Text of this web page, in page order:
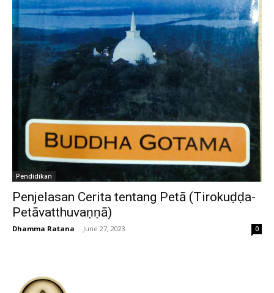
Pendidikan
Penjelasan Cerita tentang Petā (Tirokuḍḍa-
Petāvatthuvaṇṇā)
Dhamma Ratana - June 27, 2023 0